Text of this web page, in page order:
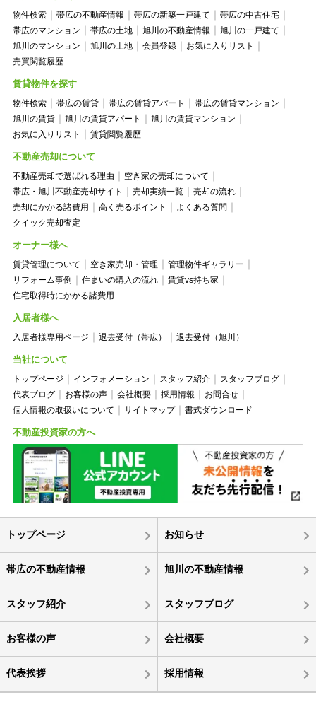
物件検索 帯広の不動産情報 帯広の新築一戸建て
帯広の中古住宅
帯広のマンション
帯広の土地 旭川の不動産情報
旭川の一戸建て
旭川のマンション
旭川の土地 会員登録
お気に入りリスト
売買閲覧履歴
賃貸物件を探す
物件検索 帯広の賃貸 帯広の賃貸アパート
帯広の賃貸マンション
旭川の賃貸
旭川の賃貸アパート
旭川の賃貸マンション
お気に入りリスト
賃貸閲覧履歴
不動産売却について
不動産売却で選ばれる理由
空き家の売却について
帯広・旭川不動産売却サイト
売却実績一覧
売却の流れ
売却にかかる諸費用
高く売るポイント
よくある質問
クイック売却査定
オーナー様へ
賃貸管理について 空き家売却・管理
管理物件ギャラリー
リフォーム事例
住まいの購入の流れ
賃貸vs持ち家
住宅取得時にかかる諸費用
入居者様へ
入居者様専用ページ 退去受付（帯広） 退去受付（旭川）
当社について
トップページ インフォメーション スタッフ紹介
スタッフブログ
代表ブログ
お客様の声 会社概要 採用情報
お問合せ
個人情報の取扱いについて
サイトマップ 書式ダウンロード
不動産投資家の方へ
トップページ お知らせ
帯広の不動産情報 旭川の不動産情報
スタッフ紹介 スタッフブログ
お客様の声 会社概要
代表挨拶 採用情報